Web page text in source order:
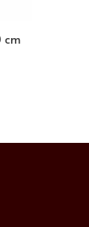
cm